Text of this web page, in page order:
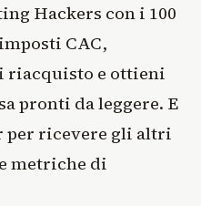
Hackers con i 100
CAC,
riacquisto e ottieni
pronti da leggere. E
ricevere gli altri
metriche di